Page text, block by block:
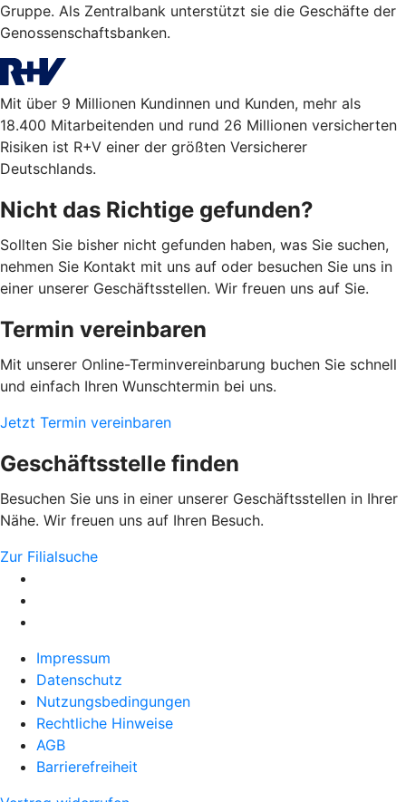
Gruppe. Als Zentralbank unterstützt sie die Geschäfte der
Genossenschaftsbanken.
Mit über 9 Millionen Kundinnen und Kunden, mehr als
18.400 Mitarbeitenden und rund 26 Millionen versicherten
Risiken ist R+V einer der größten Versicherer
Deutschlands.
Nicht das Richtige gefunden?
Sollten Sie bisher nicht gefunden haben, was Sie suchen,
nehmen Sie Kontakt mit uns auf oder besuchen Sie uns in
einer unserer Geschäftsstellen. Wir freuen uns auf Sie.
Termin vereinbaren
Mit unserer Online-Terminvereinbarung buchen Sie schnell
und einfach Ihren Wunschtermin bei uns.
Jetzt Termin vereinbaren
Geschäftsstelle finden
Besuchen Sie uns in einer unserer Geschäftsstellen in Ihrer
Nähe. Wir freuen uns auf Ihren Besuch.
Zur Filialsuche
Impressum
Datenschutz
Nutzungsbedingungen
Rechtliche Hinweise
AGB
Barrierefreiheit